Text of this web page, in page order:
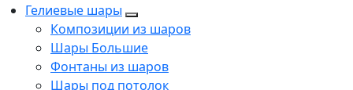
Гелиевые шары
Композиции из шаров
Шары Большие
Фонтаны из шаров
Шары под потолок